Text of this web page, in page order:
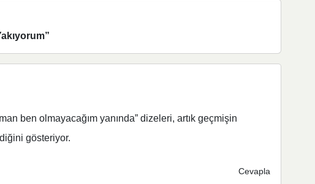
”
ben olmayacağım yanında” dizeleri, artık geçmişin
gösteriyor.
Cevapla